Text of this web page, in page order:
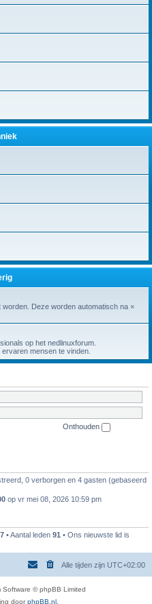
Deze worden automatisch na ×
op het nedlinuxforum.
mensen te vinden.
Onthouden
0 verborgen en 4 gasten (gebaseerd
op vr mei 08, 2026 10:59 pm
• Aantal leden 91 • Ons nieuwste lid is
Alle tijden zijn UTC+02:00
Software © phpBB Limited
doorphpBB.nl